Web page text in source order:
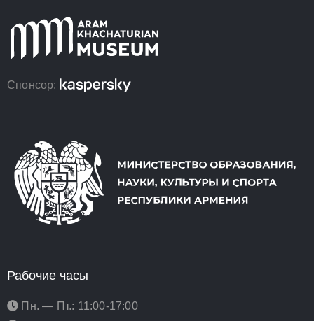
Спонсор:
Рабочие часы
Пн. — Пт.: 11:00-17:00